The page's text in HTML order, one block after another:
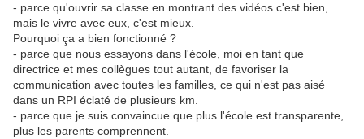
- parce qu'ouvrir sa classe en montrant des vidéos c'est bien,
mais le vivre avec eux, c'est mieux.
Pourquoi ça a bien fonctionné ?
- parce que nous essayons dans l'école, moi en tant que
directrice et mes collègues tout autant, de favoriser la
communication avec toutes les familles, ce qui n'est pas aisé
dans un RPI éclaté de plusieurs km.
- parce que je suis convaincue que plus l'école est transparente,
plus les parents comprennent.